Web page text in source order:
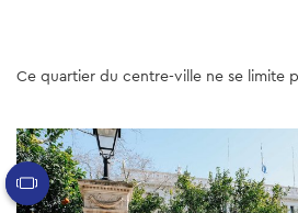
Ce quartier du centre-ville ne se limite